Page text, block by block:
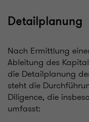
Detailplanung
Nach Ermittlung
Ableitung des
die Detailplanung
steht die
Diligence, die
umfasst: